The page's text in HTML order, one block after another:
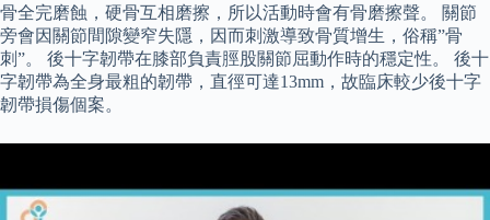
骨全完磨蝕，硬骨互相磨擦，所以活動時會有骨磨擦聲。 關節
旁會因關節間隙變窄失隱，因而刺激導致骨質增生，俗稱”骨
刺”。 後十字韌帶在膝部負責脛股關節屈動作時的穩定性。 後十
字韌帶為全身最粗的韌帶，直徑可達13mm，故臨床較少後十字
韌帶損傷個案。